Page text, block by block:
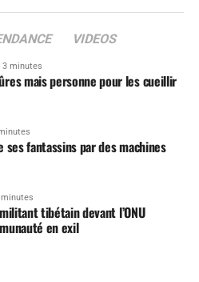
VIDEOS
3 minutes
mais personne pour les cueillir
ses fantassins par des machines
minutes
tibétain devant l’ONU
en exil